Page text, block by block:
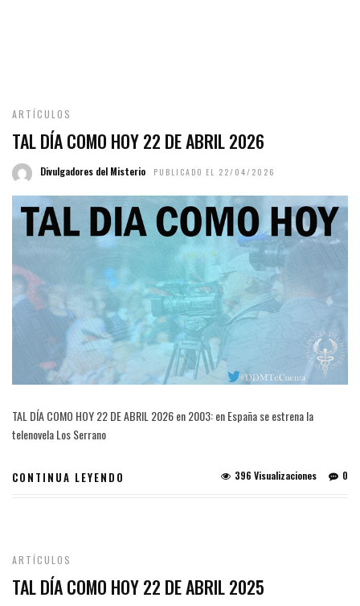
ARTÍCULOS
TAL DÍA COMO HOY 22 DE ABRIL 2026
Divulgadores del Misterio PUBLICADO EL 22/04/2026
TAL DÍA COMO HOY 22 DE ABRIL 2026 en 2003: en España se estrena la
telenovela Los Serrano
CONTINUA LEYENDO 0
396 Visualizaciones
ARTÍCULOS
TAL DÍA COMO HOY 22 DE ABRIL 2025